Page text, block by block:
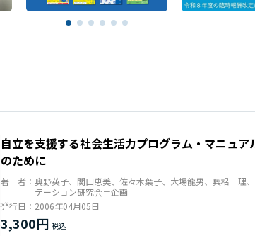
自立を支援する社会生活力プログラム・マニュ
のために
著 者： 奥野英子、関口恵美、佐々木葉子、大場龍男、興梠 理
テーション研究会＝企画
発行日： 2006年04月05日
3,300円